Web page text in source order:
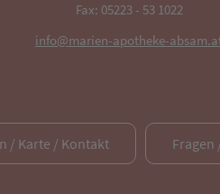
Fax: 05223 - 53 1022
info@marien-apotheke-
/ Karte / Kontakt Fragen